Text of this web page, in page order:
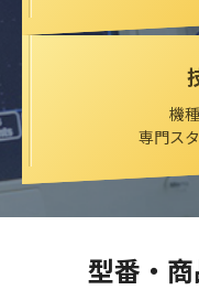
機
専門ス
型番・